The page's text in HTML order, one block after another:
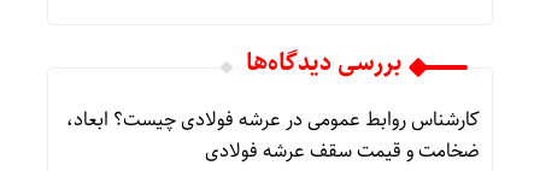
بررسی دیدگاه‌ها
کارشناس روابط عمومیدر عرشه فولادی چیست؟ ابعاد،
ضخامت و قیمت سقف عرشه فولادی